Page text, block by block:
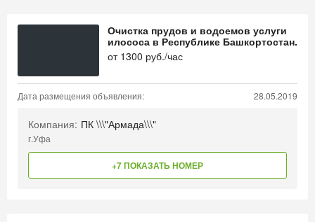
Очистка прудов и водоемов услуги
илососа в Республике Башкортостан.
от 1300 руб./час
Дата размещения объявления: 28.05.2019
Компания: ПК \\\"Армада\\\"
г.Уфа
+7 ПОКАЗАТЬ НОМЕР